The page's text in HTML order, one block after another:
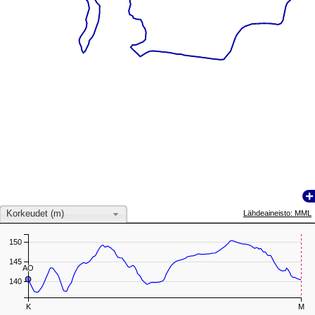
Lähdeaineisto: MML
Korkeudet (m)
K M
140
145
150
AO
AO